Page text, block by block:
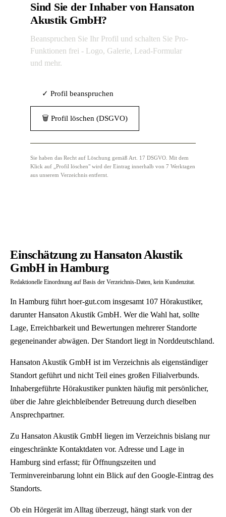
Sind Sie der Inhaber von Hansaton
Akustik GmbH?
Beanspruchen Sie Ihr Profil und schalten Sie Pro-
Funktionen frei - Logo, Galerie, Lead-Formular
und mehr.
✓ Profil beanspruchen
🗑 Profil löschen (DSGVO)
Sie haben das Recht auf Löschung gemäß Art. 17 DSGVO. Mit dem
Klick auf „Profil löschen" wird der Eintrag innerhalb von 7 Werktagen
aus unserem Verzeichnis entfernt.
Einschätzung zu Hansaton Akustik
GmbH in Hamburg
Redaktionelle Einordnung auf Basis der Verzeichnis-Daten, kein Kundenzitat.
In Hamburg führt hoer-gut.com insgesamt 107 Hörakustiker,
darunter Hansaton Akustik GmbH. Wer die Wahl hat, sollte
Lage, Erreichbarkeit und Bewertungen mehrerer Standorte
gegeneinander abwägen. Der Standort liegt in Norddeutschland.
Hansaton Akustik GmbH ist im Verzeichnis als eigenständiger
Standort geführt und nicht Teil eines großen Filialverbunds.
Inhabergeführte Hörakustiker punkten häufig mit persönlicher,
über die Jahre gleichbleibender Betreuung durch dieselben
Ansprechpartner.
Zu Hansaton Akustik GmbH liegen im Verzeichnis bislang nur
eingeschränkte Kontaktdaten vor. Adresse und Lage in
Hamburg sind erfasst; für Öffnungszeiten und
Terminvereinbarung lohnt ein Blick auf den Google-Eintrag des
Standorts.
Ob ein Hörgerät im Alltag überzeugt, hängt stark von der